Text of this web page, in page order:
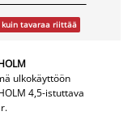
kuin tavaraa riittää
ulkokäyttöön
4,5-istuttava